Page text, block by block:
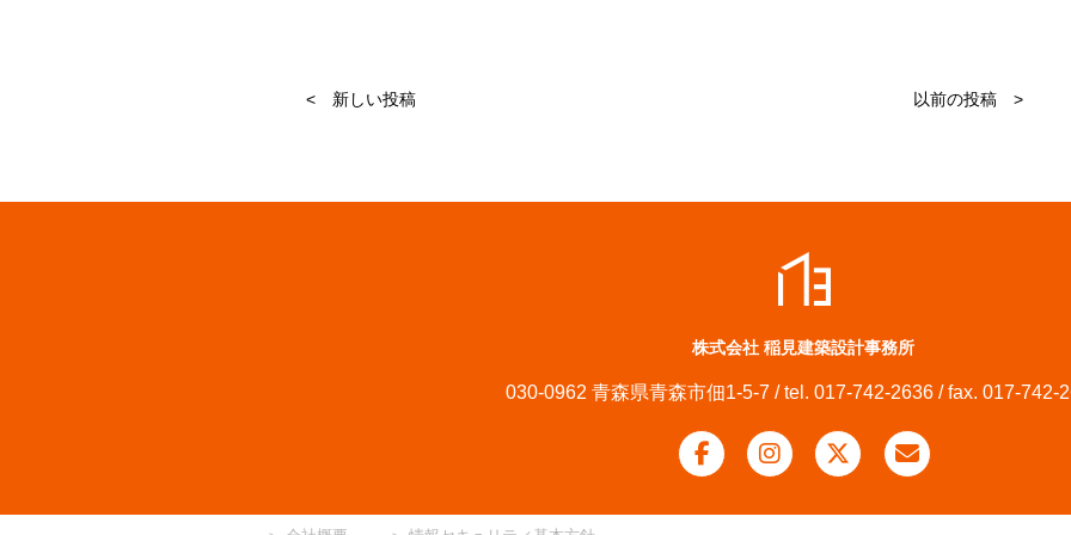
< 新しい投稿 以前の投稿 >
株式会社 稲見建築設計事務所
030-0962 青森県青森市佃1-5-7 / tel. 017-742-2636 / fax. 017-742-